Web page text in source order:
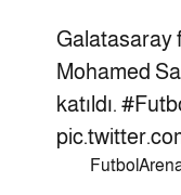
Galatasaray
Mohamed
katıldı.